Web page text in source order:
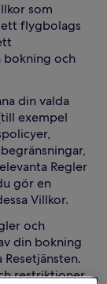
som
ett flygbolags
bokning och
din valda
exempel
Regler
gör en
Villkor.
och
din bokning
restriktioner,